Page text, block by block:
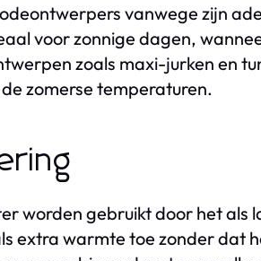
vanwege zijn
voor zonnige dagen,
zoals maxi-jurken en
zomerse temperaturen.
worden gebruikt door het als
extra warmte toe zonder dat